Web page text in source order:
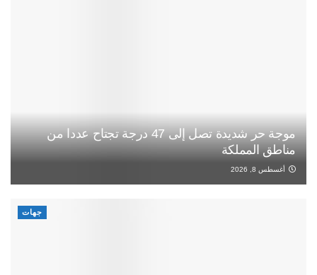
موجة حر شديدة تصل إلى 47 درجة تجتاح عددا من
مناطق المملكة
أغسطس 8, 2026
جهات